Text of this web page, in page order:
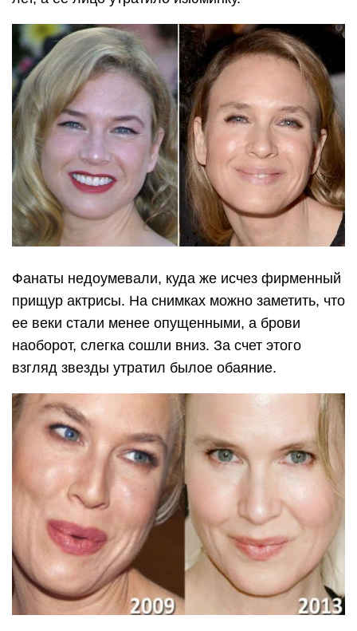
Фанаты недоумевали, куда же исчез фирменный
прищур актрисы. На снимках можно заметить, что
ее веки стали менее опущенными, а брови
наоборот, слегка сошли вниз. За счет этого
взгляд звезды утратил былое обаяние.